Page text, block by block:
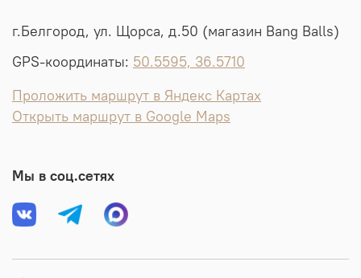
г.Белгород, ул. Щорса, д.50 (магазин Bang Balls)
GPS-координаты: 50.5595, 36.5710
Проложить маршрут в Яндекс Картах
Открыть маршрут в Google Maps
Мы в соц.сетях